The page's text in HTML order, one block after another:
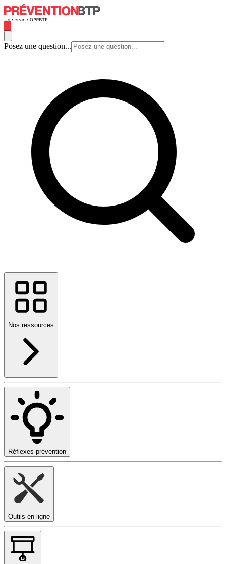
Posez une question...
Nos ressources
Réflexes prévention
Outils en ligne